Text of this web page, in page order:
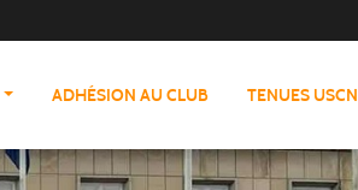
ADHÉSION AU CLUB TENUES USCN